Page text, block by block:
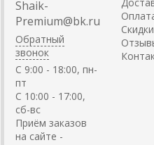
Shaik-
Premium@bk.ru
Обратный
звонок
C 9:00 - 18:00, пн-
пт
С 10:00 - 17:00,
сб-вс
Приём заказов
на сайте -